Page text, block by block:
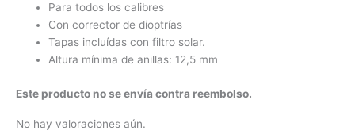
Para todos los calibres
Con corrector de dioptrías
Tapas incluídas con filtro solar.
Altura mínima de anillas: 12,5 mm
Este producto no se envía contra reembolso.
No hay valoraciones aún.